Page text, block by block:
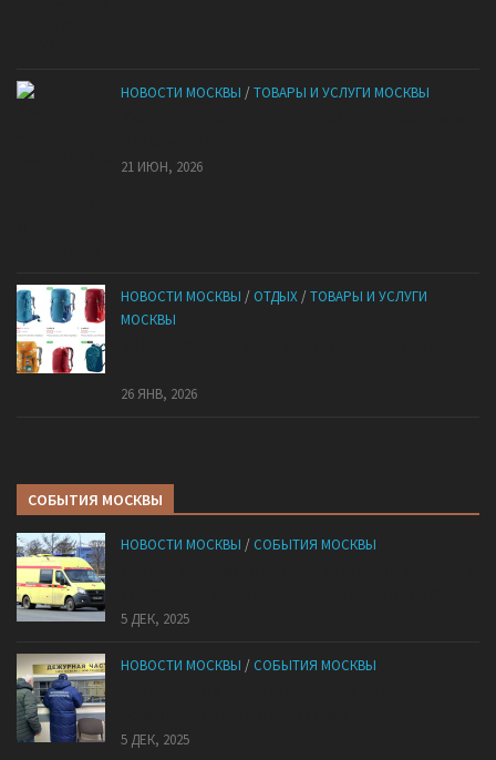
НОВОСТИ МОСКВЫ /ТОВАРЫ И УСЛУГИ МОСКВЫ
21 ИЮН, 2026
НОВОСТИ МОСКВЫ / ОТДЫХ /ТОВАРЫ И УСЛУГИ
МОСКВЫ
26 ЯНВ, 2026
СОБЫТИЯ МОСКВЫ
НОВОСТИ МОСКВЫ / СОБЫТИЯ МОСКВЫ
5 ДЕК, 2025
НОВОСТИ МОСКВЫ / СОБЫТИЯ МОСКВЫ
5 ДЕК, 2025